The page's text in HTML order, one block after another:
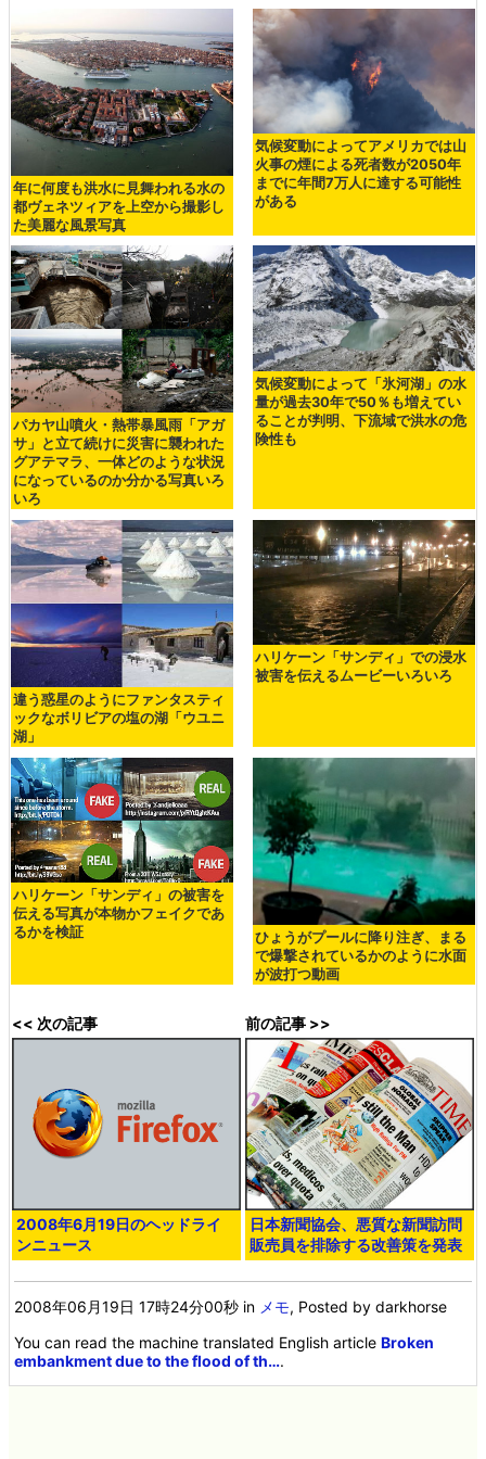
年に何度も洪水に見舞われる水の
都ヴェネツィアを上空から撮影し
た美麗な風景写真
気候変動によってアメリカでは山
火事の煙による死者数が2050年
までに年間7万人に達する可能性
がある
パカヤ山噴火・熱帯暴風雨「アガ
サ」と立て続けに災害に襲われた
グアテマラ、一体どのような状況
になっているのか分かる写真いろ
いろ
気候変動によって「氷河湖」の水
量が過去30年で50％も増えてい
ることが判明、下流域で洪水の危
険性も
違う惑星のようにファンタスティ
ックなボリビアの塩の湖「ウユニ
湖」
ハリケーン「サンディ」での浸水
被害を伝えるムービーいろいろ
ハリケーン「サンディ」の被害を
伝える写真が本物かフェイクであ
るかを検証
ひょうがプールに降り注ぎ、まる
で爆撃されているかのように水面
が波打つ動画
<< 次の記事
2008年6月19日のヘッドライ
ンニュース
前の記事 >>
日本新聞協会、悪質な新聞訪問
販売員を排除する改善策を発表
2008年06月19日 17時24分00秒 in メモ, Posted by darkhorse
You can read the machine translated English articleBroken
embankment due to the flood of th….